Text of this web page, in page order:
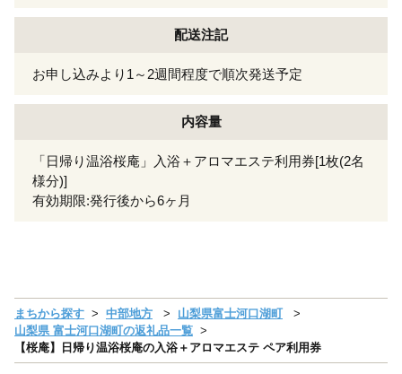
配送注記
お申し込みより1～2週間程度で順次発送予定
内容量
「日帰り温浴桜庵」入浴＋アロマエステ利用券[1枚(2名
様分)]
有効期限:発行後から6ヶ月
まちから探す 中部地方
山梨県富士河口湖町
山梨県 富士河口湖町の返礼品一覧
【桜庵】日帰り温浴桜庵の入浴＋アロマエステ ペア利用券